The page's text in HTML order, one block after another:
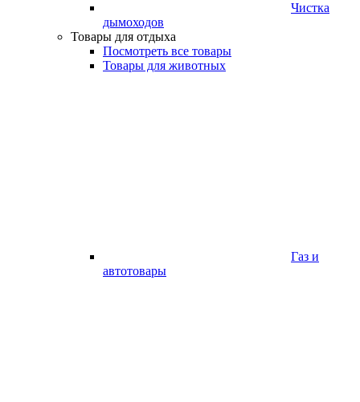
Чистка
дымоходов
Товары для отдыха
Посмотреть все товары
Товары для животных
Газ и
автотовары